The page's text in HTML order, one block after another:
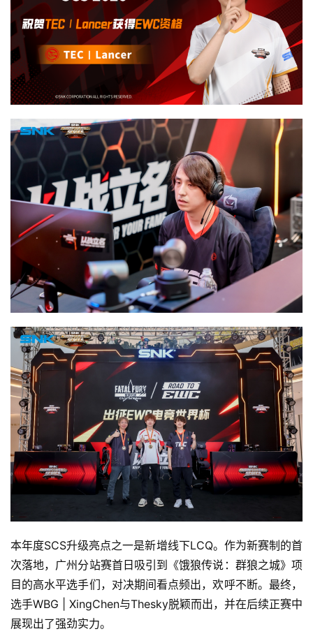
首
页
游
茶
游
戏
业
界
本年度SCS升级亮点之一是新增线下LCQ。作为新赛制的首
次落地，广州分站赛首日吸引到《饿狼传说：群狼之城》项
目的高水平选手们，对决期间看点频出，欢呼不断。最终，
选手WBG | XingChen与Thesky脱颖而出，并在后续正赛中
展现出了强劲实力。